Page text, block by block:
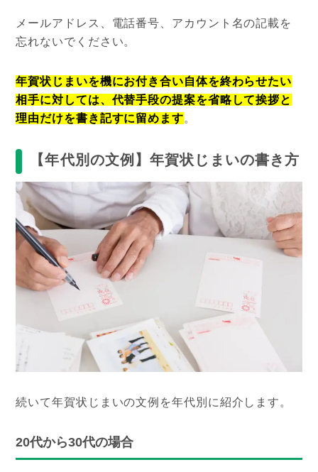
メールアドレス、電話番号、アカウント名の記載を
忘れないでください。
年賀状じまいを機にお付き合い自体を終わらせたい
相手に対しては、代替手段の提案を省略して挨拶と
理由だけを書き記すに留めます。
【年代別の文例】年賀状じまいの書き方
続いて年賀状じまいの文例を年代別に紹介します。
20代から30代の場合